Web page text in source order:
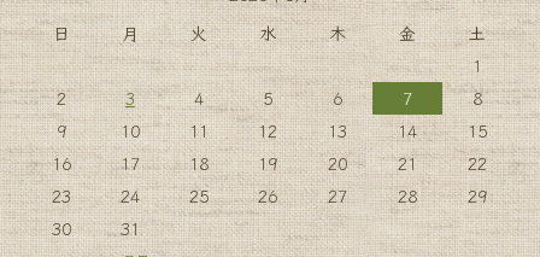
日
月 火 水 木 金 土
1
2
3 4 5 6 7
8
9
10 11 12 13 14
15
16
17 18 19 20 21
22
23
24 25 26 27 28
29
30
31